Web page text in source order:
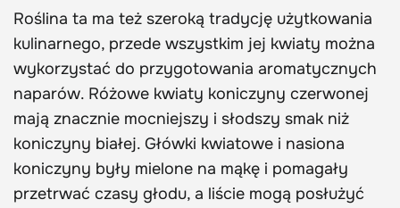
Roślina ta ma też szeroką tradycję użytkowania
kulinarnego, przede wszystkim jej kwiaty można
wykorzystać do przygotowania aromatycznych
naparów. Różowe kwiaty koniczyny czerwonej
mają znacznie mocniejszy i słodszy smak niż
koniczyny białej. Główki kwiatowe i nasiona
koniczyny były mielone na mąkę i pomagały
przetrwać czasy głodu, a liście mogą posłużyć